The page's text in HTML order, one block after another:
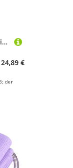
WHAMVOX Aufblasbare Schwimmliege Leichtes Tragbares Wasser Luftmatratze Schwimmbett Praktisches Pool Floating Sofa für Erwachsene für Strand und Sommerpartys
24,89 €
der